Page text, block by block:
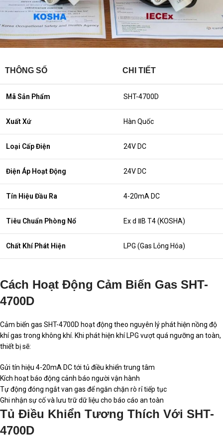
THÔNG SỐ CHI TIẾT
Mã Sản Phẩm SHT-4700D
Xuất Xứ Hàn Quốc
Loại Cấp Điện 24V DC
Điện Áp Hoạt Động 24V DC
Tín Hiệu Đầu Ra 4-20mA DC
Tiêu Chuẩn Phòng Nổ Ex d ⅡB T4 (KOSHA)
Chất Khí Phát Hiện LPG (Gas Lỏng Hóa)
Cách Hoạt Động Cảm Biến Gas SHT-
4700D
Cảm biến gas SHT-4700D hoạt động theo nguyên lý phát hiện nồng độ
khí gas trong không khí. Khi phát hiện khí LPG vượt quá ngưỡng an toàn,
thiết bị sẽ:
Gửi tín hiệu 4-20mA DC tới tủ điều khiển trung tâm
Kích hoạt báo động cảnh báo người vận hành
Tự động đóng ngắt van gas để ngăn chặn rò rỉ tiếp tục
Ghi nhận sự cố và lưu trữ dữ liệu cho báo cáo an toàn
Tủ Điều Khiển Tương Thích Với SHT-
4700D